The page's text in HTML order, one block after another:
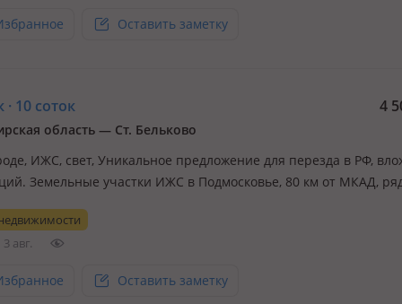
Оставить заметку
· 10 соток 4
область — Ст. Бельково
ИЖС, свет, Уникальное предложение для перезда в РФ,
Земельные участки ИЖС в Подмосковье, 80 км от МКАД,
области, граничит с МО, рыбалка, охота, жилье в пешей
3 авг.
Оставить заметку